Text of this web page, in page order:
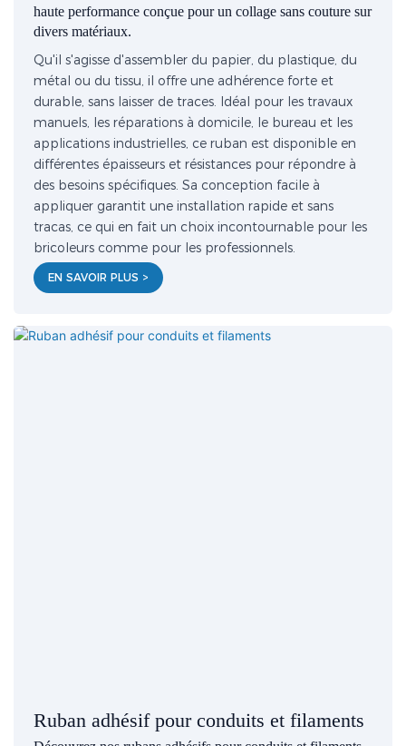
haute performance conçue pour un collage sans couture sur
divers matériaux.
Qu'il s'agisse d'assembler du papier, du plastique, du
métal ou du tissu, il offre une adhérence forte et
durable, sans laisser de traces. Idéal pour les travaux
manuels, les réparations à domicile, le bureau et les
applications industrielles, ce ruban est disponible en
différentes épaisseurs et résistances pour répondre à
des besoins spécifiques. Sa conception facile à
appliquer garantit une installation rapide et sans
tracas, ce qui en fait un choix incontournable pour les
bricoleurs comme pour les professionnels.
EN SAVOIR PLUS >
Ruban adhésif pour conduits et filaments